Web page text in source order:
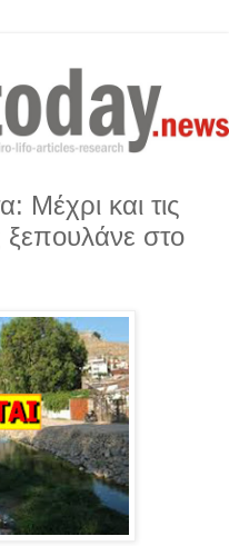
Μέχρι και τις
στο